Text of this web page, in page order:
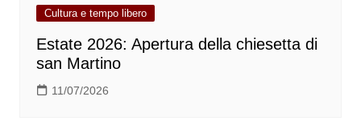
Cultura e tempo libero
Estate 2026: Apertura della chiesetta di
san Martino
11/07/2026